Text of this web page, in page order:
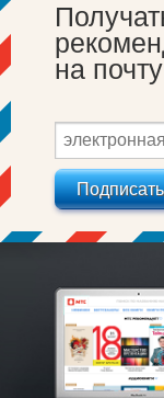
на почту